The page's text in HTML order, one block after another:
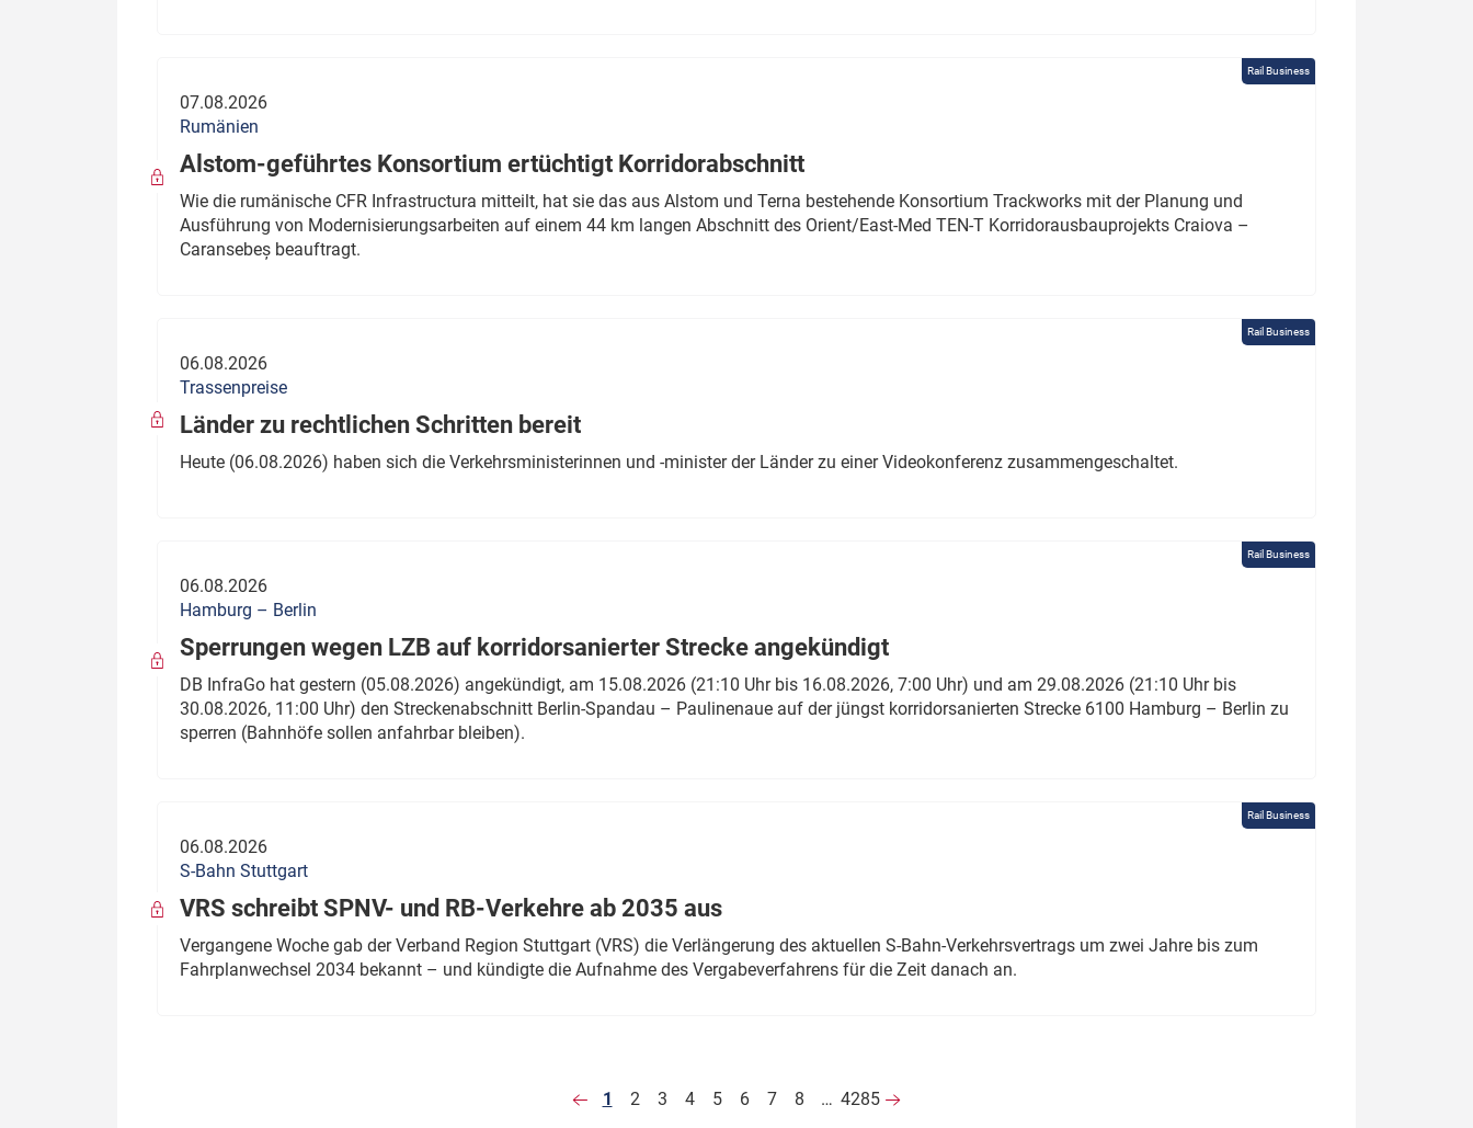
Rail Business
07.08.2026
Rumänien
Alstom-geführtes Konsortium ertüchtigt Korridorabschnitt
Wie die rumänische CFR Infrastructura mitteilt, hat sie das aus Alstom und Terna bestehende Konsortium Trackworks mit der Planung und
Ausführung von Modernisierungsarbeiten auf einem 44 km langen Abschnitt des Orient/East-Med TEN-T Korridorausbauprojekts Craiova –
Caransebeș beauftragt.
Rail Business
06.08.2026
Trassenpreise
Länder zu rechtlichen Schritten bereit
Heute (06.08.2026) haben sich die Verkehrsministerinnen und -minister der Länder zu einer Videokonferenz zusammengeschaltet.
Rail Business
06.08.2026
Hamburg – Berlin
Sperrungen wegen LZB auf korridorsanierter Strecke angekündigt
DB InfraGo hat gestern (05.08.2026) angekündigt, am 15.08.2026 (21:10 Uhr bis 16.08.2026, 7:00 Uhr) und am 29.08.2026 (21:10 Uhr bis
30.08.2026, 11:00 Uhr) den Streckenabschnitt Berlin-Spandau – Paulinenaue auf der jüngst korridorsanierten Strecke 6100 Hamburg – Berlin zu
sperren (Bahnhöfe sollen anfahrbar bleiben).
Rail Business
06.08.2026
S-Bahn Stuttgart
VRS schreibt SPNV- und RB-Verkehre ab 2035 aus
Vergangene Woche gab der Verband Region Stuttgart (VRS) die Verlängerung des aktuellen S-Bahn-Verkehrsvertrags um zwei Jahre bis zum
Fahrplanwechsel 2034 bekannt – und kündigte die Aufnahme des Vergabeverfahrens für die Zeit danach an.
1 2 3 4 5 6 7 8 … 4285